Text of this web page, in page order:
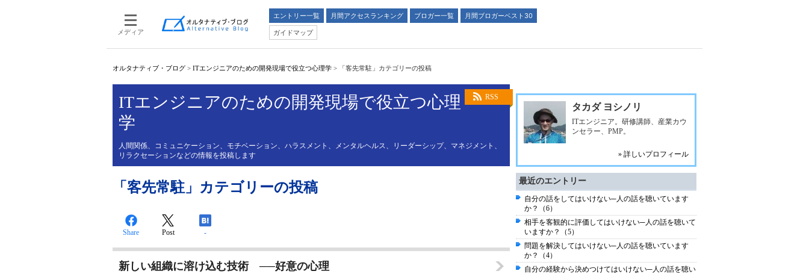
メディア
エントリー一覧 月間アクセスランキング ブロガー一覧
月間ブロガーベスト30
ガイドマップ
オルタナティブ・ブログ > ITエンジニアのための開発現場で役立つ心理学 > 「客先常駐」カテゴリーの投稿
RSS
ITエンジニアのための開発現場で役立つ心理
学
人間関係、コミュニケーション、モチベーション、ハラスメント、メンタルヘルス、リーダーシップ、マネジメント、
リラクセーションなどの情報を投稿します
「客先常駐」カテゴリーの投稿
Share Post -
新しい組織に溶け込む技術 ──好意の心理
タカダ ヨシノリ
ITエンジニア。研修講師、産業カウ
ンセラー、PMP。
» 詳しいプロフィール
最近のエントリー
自分の話をしてはいけない─人の話を聴いています
か？（6）
相手を客観的に評価してはいけない─人の話を聴いて
いますか？（5）
問題を解決してはいけない─人の話を聴いています
か？（4）
自分の経験から決めつけてはいけない─人の話を聴い